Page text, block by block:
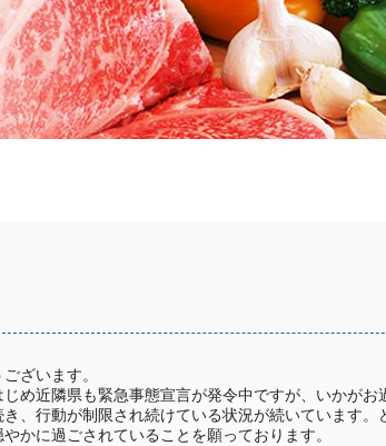
ざいます。
じめ近隣県も緊急事態宣言が発令中ですが、いかがお
き、行動が制限され続けている状況が続いています。
かに過ごされていることを願っております。